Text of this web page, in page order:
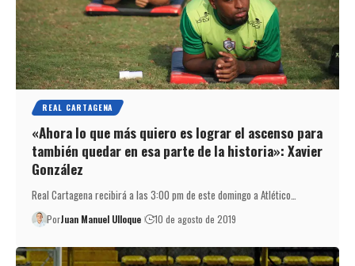
REAL CARTAGENA
«Ahora lo que más quiero es lograr el ascenso para
también quedar en esa parte de la historia»: Xavier
González
Real Cartagena recibirá a las 3:00 pm de este domingo a Atlético…
PorJuan Manuel Ulloque 10 de agosto de 2019